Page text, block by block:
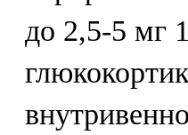
до 2,5-5 мг